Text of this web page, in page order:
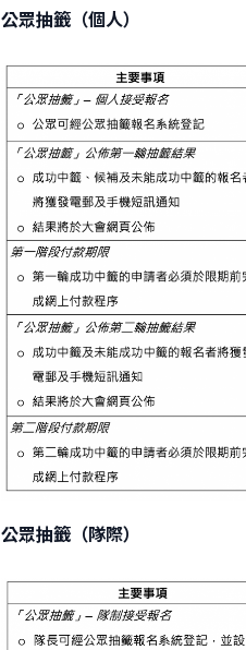
公眾抽籤（個人）
公眾抽籤（隊際）